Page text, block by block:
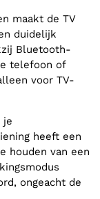
maakt de TV
duidelijk
Bluetooth-
telefoon of
voor TV-
je
heeft een
houden van een
ongeacht de